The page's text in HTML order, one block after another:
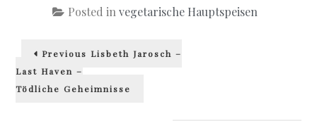
Posted in vegetarische Hauptspeisen
Beitragsnavigation
Previous Previous
Lisbeth Jarosch –
Last Haven –
Tödliche Geheimnisse